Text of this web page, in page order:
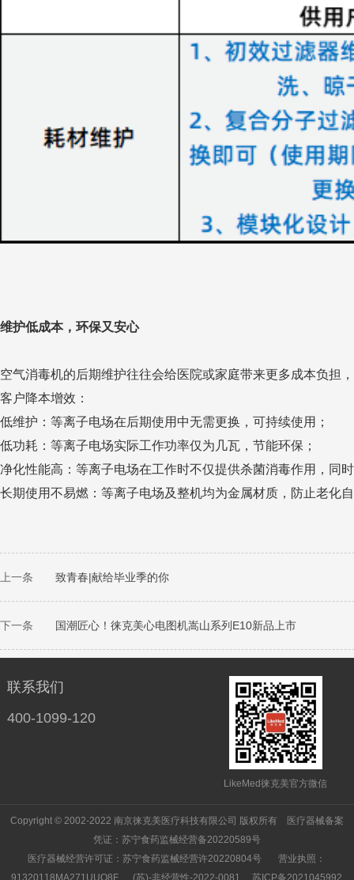
维护低成本，环保又安心
空气消毒机的后期维护往往会给医院或家庭带来更多成本负担，
客户降本增效：
低维护：等离子电场在后期使用中无需更换，可持续使用；
低功耗：等离子电场实际工作功率仅为几瓦，节能环保；
净化性能高：等离子电场在工作时不仅提供杀菌消毒作用，同
长期使用不易燃：等离子电场及整机均为金属材质，防止老化
上一条 致青春|献给毕业季的你
下一条 国潮匠心！徕克美心电图机嵩山系列E10新品上市
联系我们
400-1099-120
LikeMed徕克美官方微信
Copyright © 2002-2022 南京徕克美医疗科技有限公司 版权所有 医疗器械备案
凭证： 苏宁食药监械经营备20220589号
医疗器械经营许可证：苏宁食药监械经营许20220804号 营业执照：